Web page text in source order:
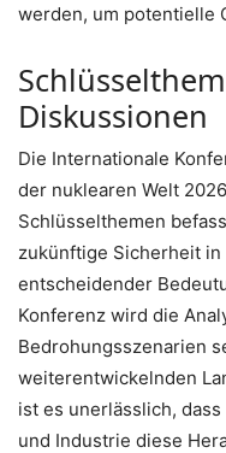
werden, um potentielle
Diskussionen
Die Internationale
der nuklearen Welt
Schlüsselthemen
zukünftige Sicherheit
entscheidender
Konferenz wird die
Bedrohungsszenarien
weiterentwickelnden
ist es unerlässlich,
und Industrie diese